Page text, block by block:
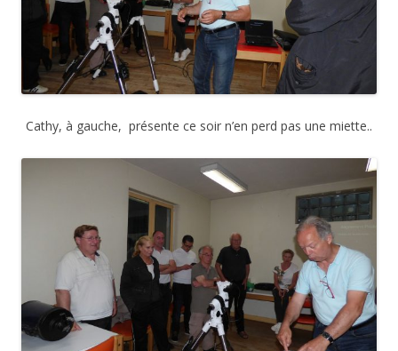
Cathy, à gauche, présente ce soir n’en perd pas une miette..